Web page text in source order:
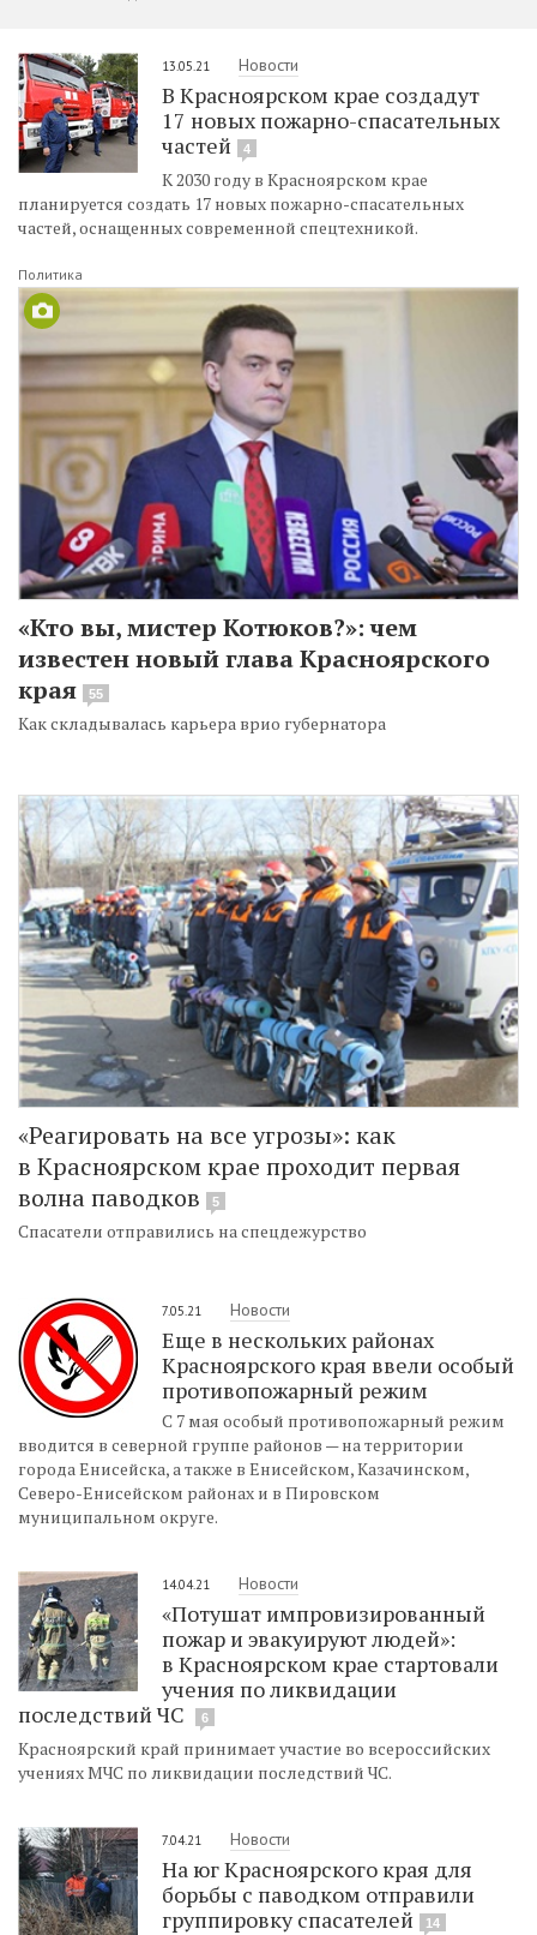
13.05.21 Новости
В Красноярском крае создадут
17 новых пожарно-спасательных
частей
4
К 2030 году в Красноярском крае
планируется создать 17 новых пожарно-спасательных
частей, оснащенных современной спецтехникой.
Политика
«Кто вы, мистер Котюков?»: чем
известен новый глава Красноярского
края
55
Как складывалась карьера врио губернатора
«Реагировать на все угрозы»: как
в Красноярском крае проходит первая
волна паводков
5
Спасатели отправились на спецдежурство
7.05.21 Новости
Еще в нескольких районах
Красноярского края ввели особый
противопожарный режим
С 7 мая особый противопожарный режим
вводится в северной группе районов — на территории
города Енисейска, а также в Енисейском, Казачинском,
Северо-Енисейском районах и в Пировском
муниципальном округе.
14.04.21 Новости
«Потушат импровизированный
пожар и эвакуируют людей»:
в Красноярском крае стартовали
учения по ликвидации
последствий ЧС
6
Красноярский край принимает участие во всероссийских
учениях МЧС по ликвидации последствий ЧС.
7.04.21 Новости
На юг Красноярского края для
борьбы с паводком отправили
группировку спасателей
14